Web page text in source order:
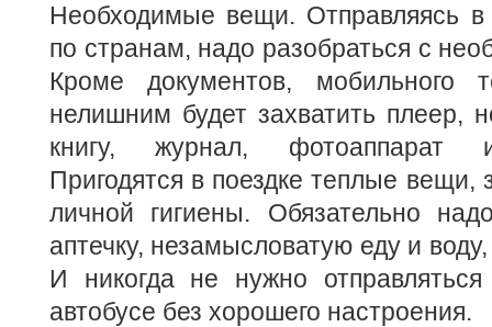
Необходимые вещи. Отправляясь в
по странам, надо разобраться с
Кроме документов, мобильного
нелишним будет захватить плеер,
книгу, журнал, фотоаппарат
Пригодятся в поездке теплые вещи,
личной гигиены. Обязательно
аптечку, незамысловатую еду и
И никогда не нужно
автобусе без хорошего настроения.